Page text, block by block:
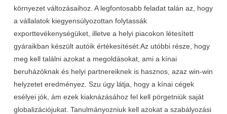
környezet változásaihoz. A legfontosabb feladat talán az, hogy
a vállalatok kiegyensúlyozottan folytassák
exporttevékenységüket, illetve a helyi piacokon létesített
gyáraikban készült autóik értékesítését.Az utóbbi része, hogy
meg kell találni azokat a megoldásokat, ami a kínai
beruházóknak és helyi partnereiknek is hasznos, azaz win-win
helyzetet eredményez. Szu úgy látja, hogy a kínai cégek
esélyei jók, ám ezek kiaknázásához fel kell pörgetniük saját
globalizációjukat. Tanulmányozniuk kell azokat a szabályozási